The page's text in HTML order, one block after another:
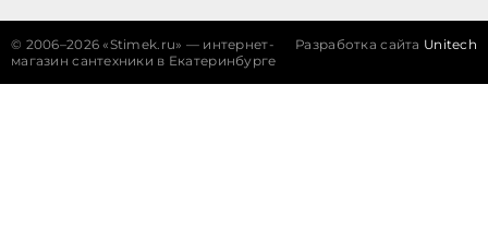
© 2006–2026 «Stimek.ru» — интернет-
магазин сантехники в Екатеринбурге
Разработка сайта Unitech